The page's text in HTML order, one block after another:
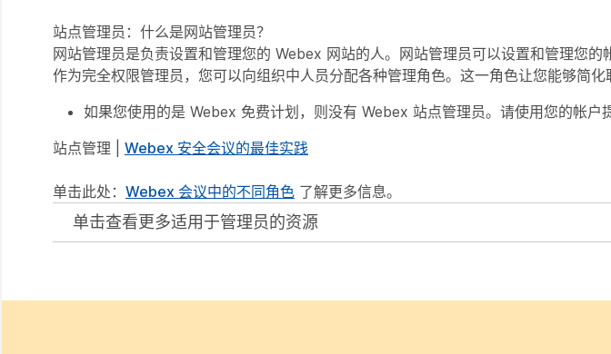
站点管理员：什么是网站管理员？
网站管理员是负责设置和管理您的 Webex 网站的人。网站管理员可以设置和管理您的
作为完全权限管理员，您可以向组织中人员分配各种管理角色。这一角色让您能够简化
如果您使用的是 Webex 免费计划，则没有 Webex 站点管理员。请使用您的帐户
站点管理 | Webex 安全会议的最佳实践
单击此处： Webex 会议中的不同角色 了解更多信息。
单击查看更多适用于管理员的资源